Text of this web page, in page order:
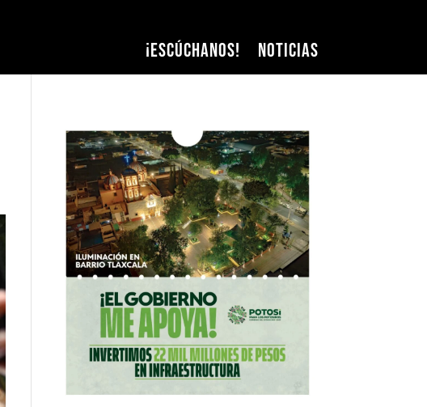
¡Escúchanos! Noticias